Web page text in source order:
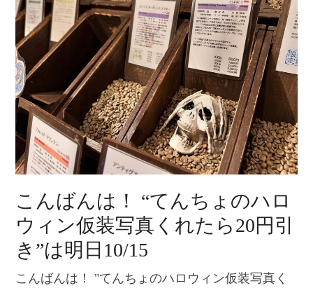
こんばんは！ “てんちょのハロ
ウィン仮装写真くれたら20円引
き”は明日10/15
こんばんは！ "てんちょのハロウィン仮装写真く